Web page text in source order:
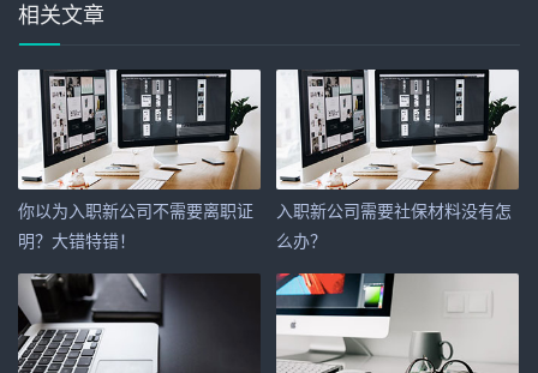
相关文章
你以为入职新公司不需要离职证
明？大错特错！
入职新公司需要社保材料没有怎
么办？